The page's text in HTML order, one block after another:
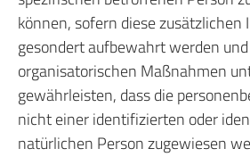
können, sofern diese
gesondert aufbewahrt werden
organisatorischen Maßnahmen
gewährleisten, dass die
nicht einer identifizierten oder
natürlichen Person zugewiesen